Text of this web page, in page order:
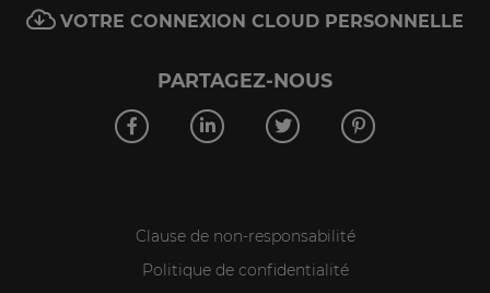
VOTRE CONNEXION CLOUD PERSONNELLE
PARTAGEZ-NOUS
Clause de non-responsabilité
Politique de confidentialité